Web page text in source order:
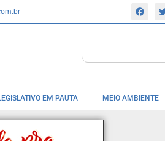
EM PAUTA MEIO AMBIENTE